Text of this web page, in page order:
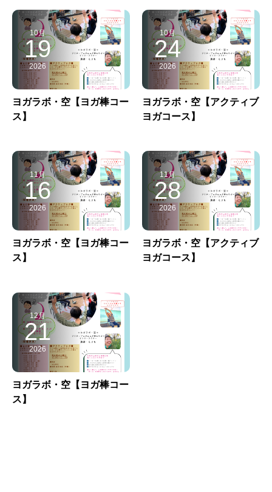
10月
19
2026
ヨガラボ・空【ヨガ棒コー
ス】
10月
24
2026
ヨガラボ・空【アクティブ
ヨガコース】
11月
16
2026
ヨガラボ・空【ヨガ棒コー
ス】
11月
28
2026
ヨガラボ・空【アクティブ
ヨガコース】
12月
21
2026
ヨガラボ・空【ヨガ棒コー
ス】